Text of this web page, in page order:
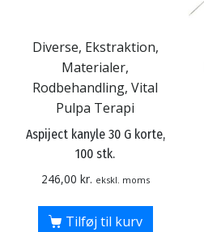
Diverse, Ekstraktion,
Materialer,
Rodbehandling, Vital
Pulpa Terapi
Aspiject kanyle 30 G korte,
100 stk.
246,00 kr. ekskl. moms
Tilføj til kurv